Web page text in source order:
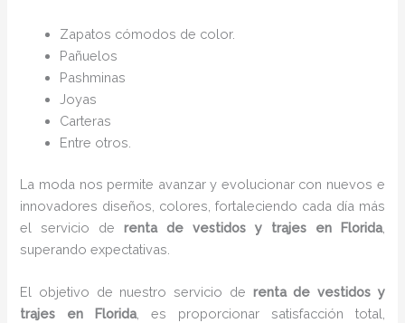
Zapatos cómodos de color.
Pañuelos
Pashminas
Joyas
Carteras
Entre otros.
La moda nos permite avanzar y evolucionar con nuevos e
innovadores diseños, colores, fortaleciendo cada día más
el servicio derenta de vestidos y trajes en Florida,
superando expectativas.
El objetivo de nuestro servicio de renta de vestidos y
trajes
en Florida, es proporcionar satisfacción total,